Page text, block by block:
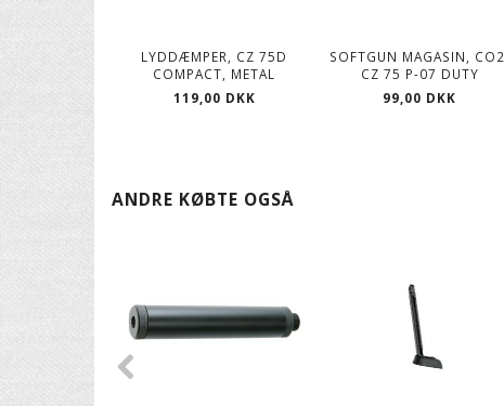
LYDDÆMPER, CZ 75D
COMPACT, METAL
119,00 DKK
SOFTGUN MAGASIN, CO2,
CZ 75 P-07 DUTY
99,00 DKK
ANDRE KØBTE OGSÅ